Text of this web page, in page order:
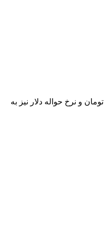
؛ ادر معاملات امروز (شنبه ۱ مهر) مرکز مبادله ارز و طلای ایران، هر اسکناس دلار آمریکا با کاهش نسبت به آخرین روز کاری هفته قبل به ۴۱ هزار و ۱۸۳ تومان و نرخ حواله دلار نیز به